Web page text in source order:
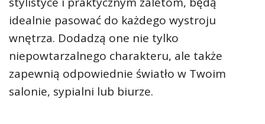
idealnie pasować do każdego wystroju
wnętrza. Dodadzą one nie tylko
niepowtarzalnego charakteru, ale także
zapewnią odpowiednie światło w Twoim
salonie, sypialni lub biurze.